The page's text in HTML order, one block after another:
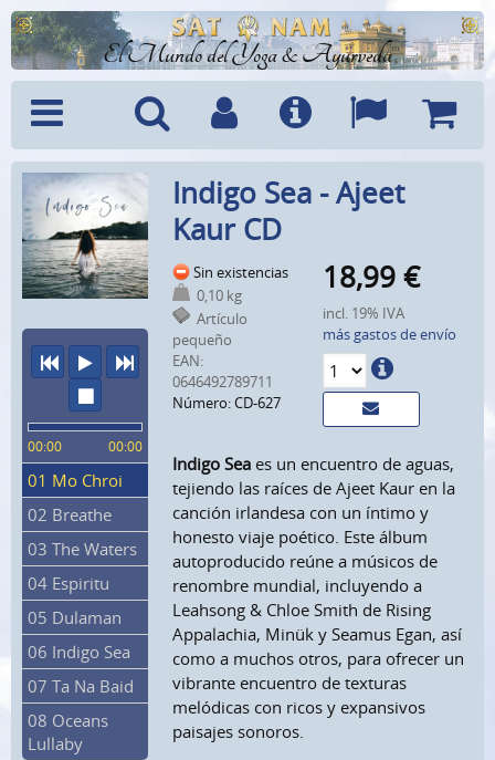
El Mundo del Yoga & Ayurveda
Menú Búsquedad
CuentaInfo Idiomas
anteriorescucharsiguiente
00:00 00:00
01 Mo Chroi
02 Breathe
03 The Waters
04 Espiritu
05 Dulaman
06 Indigo Sea
07 Ta Na Baid
08 Oceans
Lullaby
Indigo Sea - Ajeet
Kaur CD
Sin existencias
0,10 kg
Artículo
pequeño
EAN:
0646492789711
Número: CD-627
18,99 €
incl. 19% IVA
más gastos de envío
Indigo Seaes un encuentro de aguas,
tejiendo las raíces de Ajeet Kaur en la
canción irlandesa con un íntimo y
honesto viaje poético. Este álbum
autoproducido reúne a músicos de
renombre mundial, incluyendo a
Leahsong & Chloe Smith de Rising
Appalachia, Minük y Seamus Egan, así
como a muchos otros, para ofrecer un
vibrante encuentro de texturas
melódicas con ricos y expansivos
paisajes sonoros.